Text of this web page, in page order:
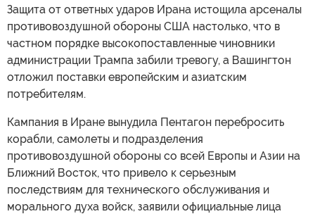
Защита от ответных ударов Ирана истощила арсеналы
противовоздушной обороны США настолько, что в
частном порядке высокопоставленные чиновники
администрации Трампа забили тревогу, а Вашингтон
отложил поставки европейским и азиатским
потребителям.
Кампания в Иране вынудила Пентагон перебросить
корабли, самолеты и подразделения
противовоздушной обороны со всей Европы и Азии на
Ближний Восток, что привело к серьезным
последствиям для технического обслуживания и
морального духа войск, заявили официальные лица